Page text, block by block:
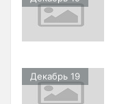
Декабрь 19